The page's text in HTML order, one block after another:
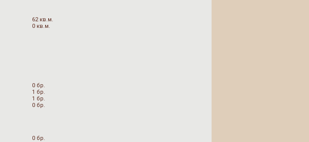
62 кв.м.
0 кв.м.
0 бр.
1 бр.
1 бр.
0 бр.
0 бр.